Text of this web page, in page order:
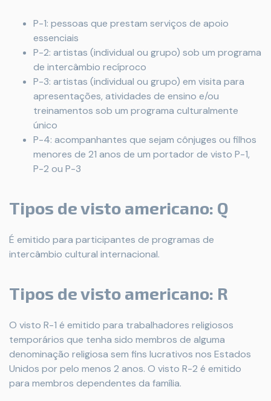
P-1: pessoas que prestam serviços de apoio
essenciais
P-2: artistas (individual ou grupo) sob um programa
de intercâmbio recíproco
P-3: artistas (individual ou grupo) em visita para
apresentações, atividades de ensino e/ou
treinamentos sob um programa culturalmente
único
P-4: acompanhantes que sejam cônjuges ou filhos
menores de 21 anos de um portador de visto P-1,
P-2 ou P-3
Tipos de visto americano: Q
É emitido para participantes de programas de
intercâmbio cultural internacional.
Tipos de visto americano: R
O visto R-1 é emitido para trabalhadores religiosos
temporários que tenha sido membros de alguma
denominação religiosa sem fins lucrativos nos Estados
Unidos por pelo menos 2 anos. O visto R-2 é emitido
para membros dependentes da família.